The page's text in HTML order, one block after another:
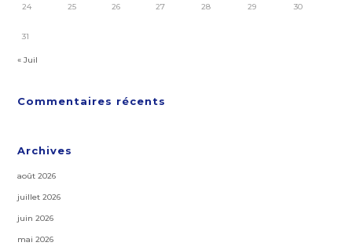
24 25 26 27 28 29 30
31
« Juil
Commentaires récents
Archives
août 2026
juillet 2026
juin 2026
mai 2026